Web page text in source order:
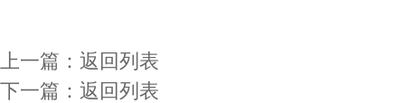
上一篇： 返回列表
下一篇： 返回列表